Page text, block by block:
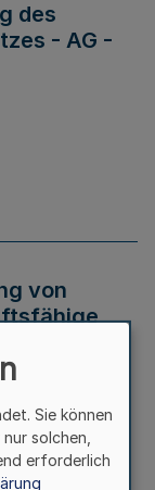
des
- AG -
von
Sie können
solchen,
erforderlich